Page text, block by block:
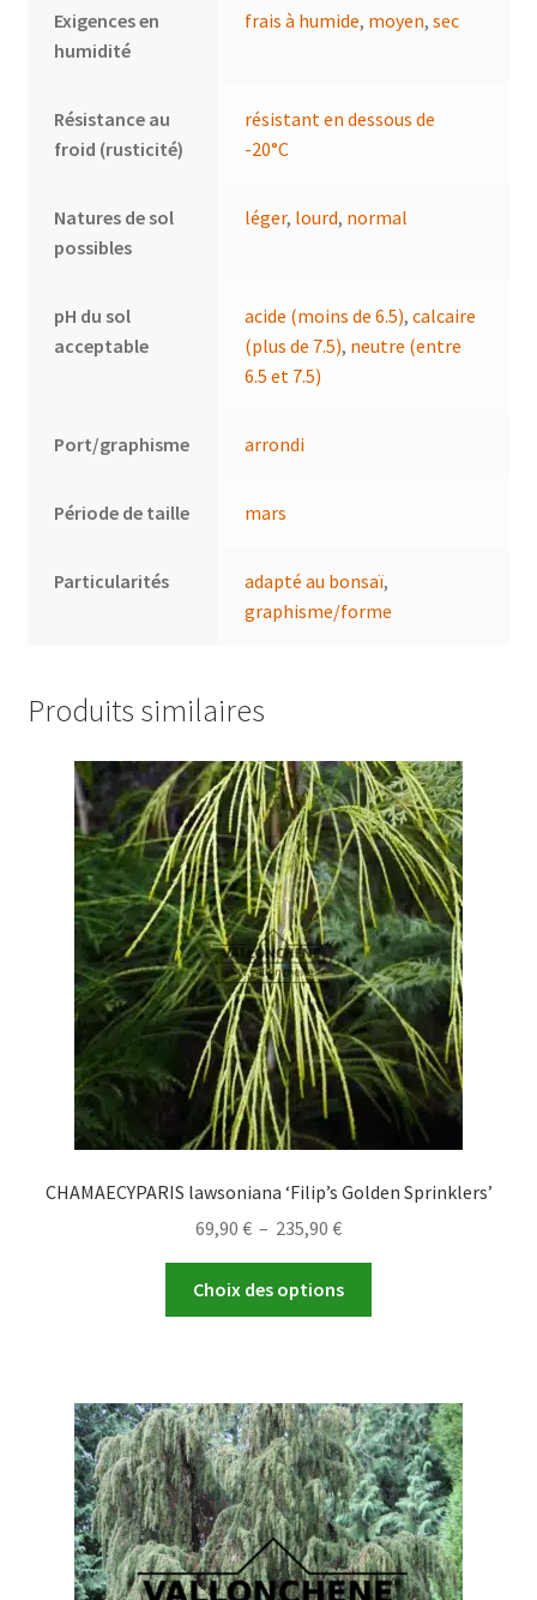
Exigences en
humidité
frais à humide, moyen,sec
Résistance au
froid (rusticité)
résistant en dessous de
-20°C
Natures de sol
possibles
léger, lourd, normal
pH du sol
acceptable
acide (moins de 6.5),calcaire
(plus de 7.5), neutre (entre
6.5 et 7.5)
Port/graphisme arrondi
Période de taille mars
Particularités adapté au bonsaï,
graphisme/forme
Produits similaires
CHAMAECYPARIS lawsoniana ‘Filip’s Golden Sprinklers’
69,90 € – 235,90 €Plage
de
prix :
69,90 €
Choix des options
Les
options
peuvent
être
choisies
sur